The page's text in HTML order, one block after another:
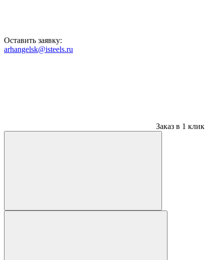
Оставить заявку:
arhangelsk@isteels.ru
Заказ в 1 клик